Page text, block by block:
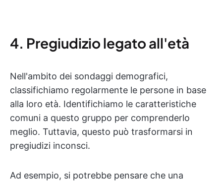
4. Pregiudizio legato all'età
Nell'ambito dei sondaggi demografici,
classifichiamo regolarmente le persone in base
alla loro età. Identifichiamo le caratteristiche
comuni a questo gruppo per comprenderlo
meglio. Tuttavia, questo può trasformarsi in
pregiudizi inconsci.
Ad esempio, si potrebbe pensare che una